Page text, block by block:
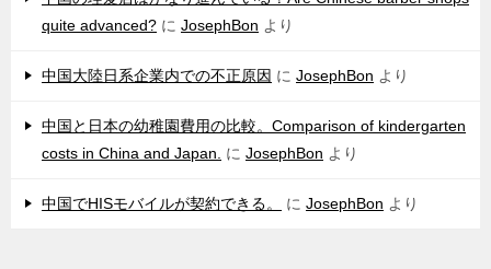
quite advanced? に JosephBon より
中国大陸日系企業内での不正原因 に JosephBon より
中国と日本の幼稚園費用の比較。Comparison of kindergarten
costs in China and Japan.
に JosephBon より
中国でHISモバイルが契約できる。 に JosephBon より